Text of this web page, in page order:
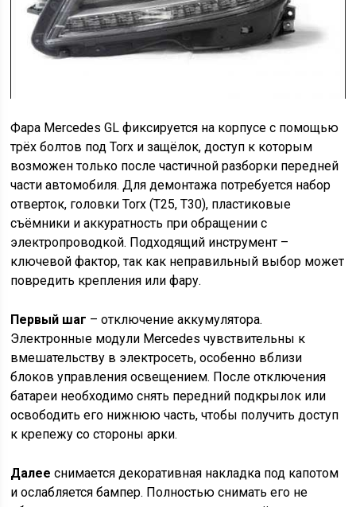
Фара Mercedes GL фиксируется на корпусе с помощью
трёх болтов под Torx и защёлок, доступ к которым
возможен только после частичной разборки передней
части автомобиля. Для демонтажа потребуется набор
отверток, головки Torx (T25, T30), пластиковые
съёмники и аккуратность при обращении с
электропроводкой. Подходящий инструмент –
ключевой фактор, так как неправильный выбор может
повредить крепления или фару.
Первый шаг – отключение аккумулятора.
Электронные модули Mercedes чувствительны к
вмешательству в электросеть, особенно вблизи
блоков управления освещением. После отключения
батареи необходимо снять передний подкрылок или
освободить его нижнюю часть, чтобы получить доступ
к крепежу со стороны арки.
Далее снимается декоративная накладка под капотом
и ослабляется бампер. Полностью снимать его не